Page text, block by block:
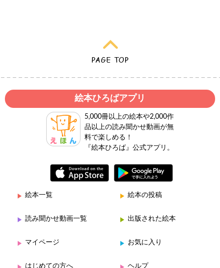
絵本ひろばアプリ
5,000冊以上の絵本や2,000作
品以上の読み聞かせ動画が無
料で楽しめる！
『絵本ひろば』公式アプリ。
絵本一覧 絵本の投稿
読み聞かせ動画一覧 出版された絵本
マイページ お気に入り
はじめての方へ ヘルプ